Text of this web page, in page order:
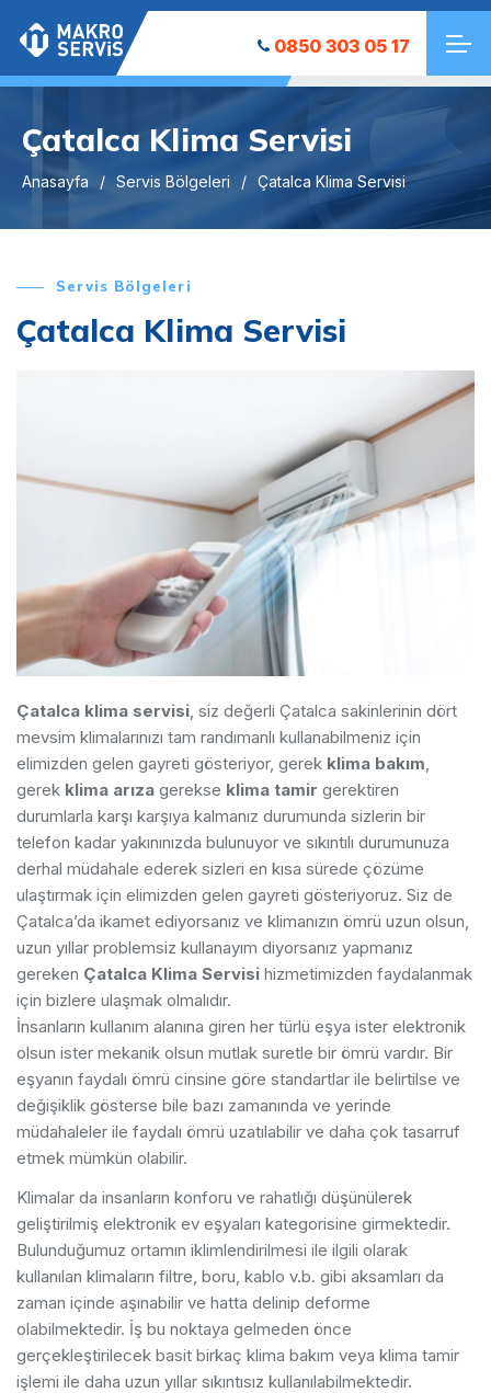
0850 303 05 17
Çatalca Klima Servisi
Anasayfa Servis Bölgeleri Çatalca Klima Servisi
Servis Bölgeleri
Çatalca Klima Servisi
Çatalca klima servisi , siz değerli Çatalca sakinlerinin dört
mevsim klimalarınızı tam randımanlı kullanabilmeniz için
elimizden gelen gayreti gösteriyor, gerek klima bakım
gerek klima arıza gerekse klima tamir gerektiren
durumlarla karşı karşıya kalmanız durumunda sizlerin bir
telefon kadar yakınınızda bulunuyor ve sıkıntılı durumunuza
derhal müdahale ederek sizleri en kısa sürede çözüme
ulaştırmak için elimizden gelen gayreti gösteriyoruz. Siz de
Çatalca’da ikamet ediyorsanız ve klimanızın ömrü uzun olsun,
uzun yıllar problemsiz kullanayım diyorsanız yapmanız
gereken Çatalca Klima Servisi hizmetimizden faydalanmak
için bizlere ulaşmak olmalıdır.
İnsanların kullanım alanına giren her türlü eşya ister elektronik
olsun ister mekanik olsun mutlak suretle bir ömrü vardır. Bir
eşyanın faydalı ömrü cinsine göre standartlar ile belirtilse ve
değişiklik gösterse bile bazı zamanında ve yerinde
müdahaleler ile faydalı ömrü uzatılabilir ve daha çok tasarruf
etmek mümkün olabilir.
Klimalar da insanların konforu ve rahatlığı düşünülerek
geliştirilmiş elektronik ev eşyaları kategorisine girmektedir.
Bulunduğumuz ortamın iklimlendirilmesi ile ilgili olarak
kullanılan klimaların filtre, boru, kablo v.b. gibi aksamları da
zaman içinde aşınabilir ve hatta delinip deforme
olabilmektedir. İş bu noktaya gelmeden önce
gerçekleştirilecek basit birkaç klima bakım veya klima tamir
işlemi ile daha uzun yıllar sıkıntısız kullanılabilmektedir.